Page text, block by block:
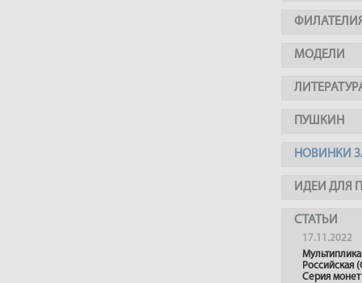
МОДЕЛИ
ПУШКИН
НОВИНКИ
ИДЕИ ДЛЯ
СТАТЬИ
17.11.2022
Российская
Серия монет